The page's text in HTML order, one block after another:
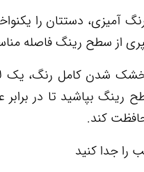
آمیزی، دستتان را
از سطح رینگ فاصله
خشک شدن کامل رنگ، یک
رینگ بپاشید تا در
کند.
را جدا کنید